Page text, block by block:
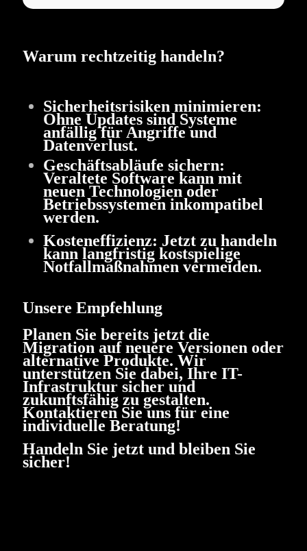
Warum rechtzeitig handeln?
Sicherheitsrisiken minimieren:
Ohne Updates sind Systeme
anfällig für Angriffe und
Datenverlust.
Geschäftsabläufe sichern:
Veraltete Software kann mit
neuen Technologien oder
Betriebssystemen inkompatibel
werden.
Kosteneffizienz: Jetzt zu handeln
kann langfristig kostspielige
Notfallmaßnahmen vermeiden.
Unsere Empfehlung
Planen Sie bereits jetzt die
Migration auf neuere Versionen oder
alternative Produkte. Wir
unterstützen Sie dabei, Ihre IT-
Infrastruktur sicher und
zukunftsfähig zu gestalten.
Kontaktieren Sie uns für eine
individuelle Beratung!
Handeln Sie jetzt und bleiben Sie
sicher!